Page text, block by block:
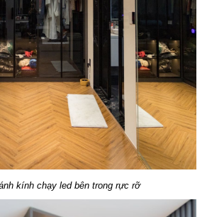
kính chạy led bên trong rực rỡ